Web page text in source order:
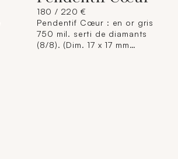
180 / 220 €
Pendentif Cœur : en or gris
750 mil. serti de diamants
(8/8). (Dim. 17 x 17 mm